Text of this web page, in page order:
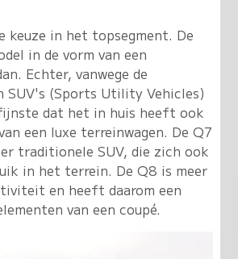
keuze in het topsegment. De
in de vorm van een
Echter, vanwege de
SUV's (Sports Utility Vehicles)
dat het in huis heeft ook
een luxe terreinwagen. De Q7
traditionele SUV, die zich ook
in het terrein. De Q8 is meer
en heeft daarom een
van een coupé.